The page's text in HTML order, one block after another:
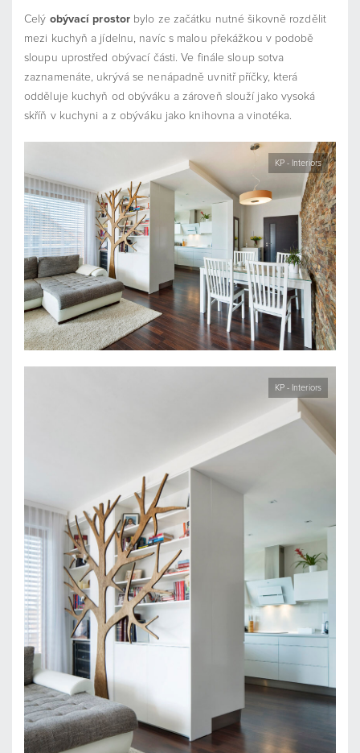
Celý obývací prostor bylo ze začátku nutné šikovně rozdělit
mezi kuchyň a jídelnu, navíc s malou překážkou v podobě
sloupu uprostřed obývací části. Ve finále sloup sotva
zaznamenáte, ukrývá se nenápadně uvnitř příčky, která
odděluje kuchyň od obýváku a zároveň slouží jako vysoká
skříň v kuchyni a z obýváku jako knihovna a vinotéka.
KP - Interiors
KP - Interiors